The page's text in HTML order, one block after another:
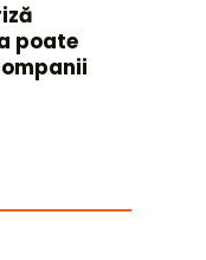
poate